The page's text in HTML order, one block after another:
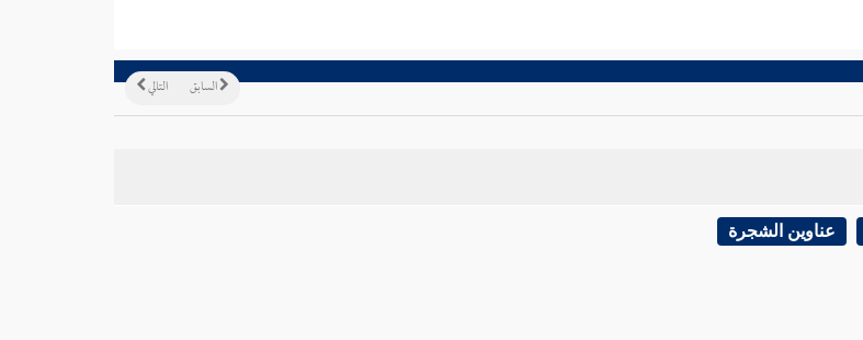
التالي السابق
عناوين الشجرة